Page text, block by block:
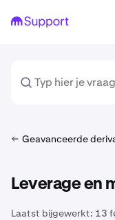
Geavanceerde
Leverage en
Laatst bijgewerkt: 13